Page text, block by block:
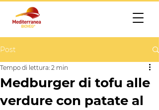
Post
Medburger di tofu alle
verdure con patate al
Tempo di lettura: 2 min